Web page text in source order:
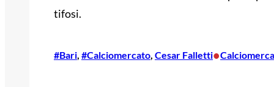
tifosi.
#Bari, #Calciomercato, Cesar Falletti•